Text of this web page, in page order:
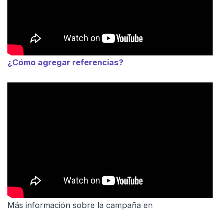
¿Cómo agregar referencias?
Más información sobre la campaña en